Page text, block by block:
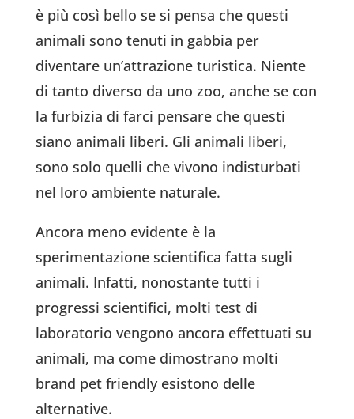
è più così bello se si pensa che questi
animali sono tenuti in gabbia per
diventare un’attrazione turistica. Niente
di tanto diverso da uno zoo, anche se con
la furbizia di farci pensare che questi
siano animali liberi. Gli animali liberi,
sono solo quelli che vivono indisturbati
nel loro ambiente naturale.
Ancora meno evidente è la
sperimentazione scientifica fatta sugli
animali. Infatti, nonostante tutti i
progressi scientifici, molti test di
laboratorio vengono ancora effettuati su
animali, ma come dimostrano molti
brand pet friendly esistono delle
alternative.